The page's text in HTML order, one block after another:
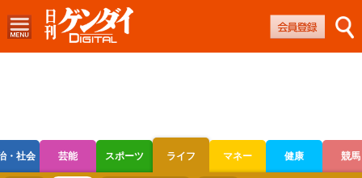
・社会 芸能 スポーツ ライフ マネー 健康 競馬